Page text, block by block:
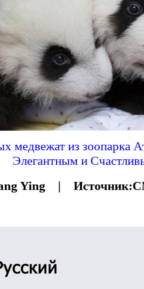
медвежат из зоопарка
Элегантным и
Ying | Источник: